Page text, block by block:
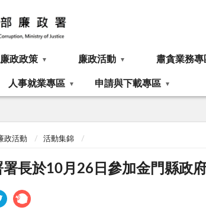
廉政政策 廉政活動 肅貪業務專
人事就業專區 申請與下載專區
政活動 活動集錦
署長於10月26日參加金門縣政